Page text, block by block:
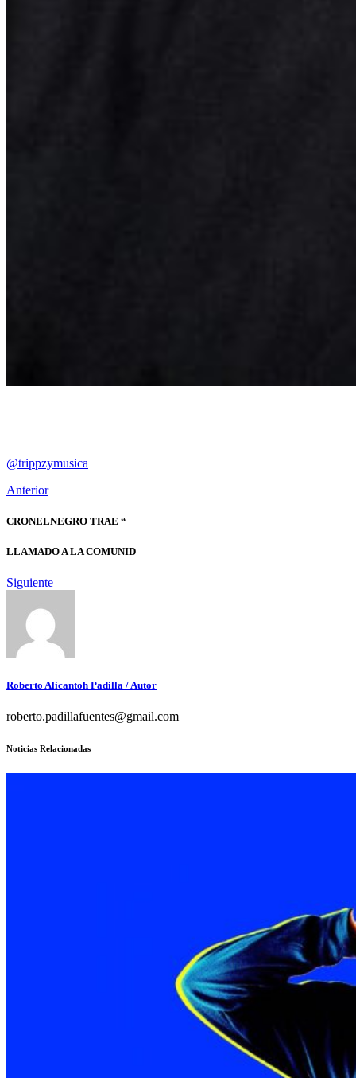
@trippzymusica
Anterior
CRONELNEGRO TRAE “
LLAMADO A LA COMUNID
Siguiente
Roberto Alicantoh Padilla / Autor
roberto.padillafuentes@gmail.com
Noticias Relacionadas